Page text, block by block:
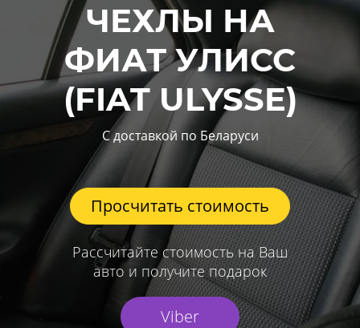
ЧЕХЛЫ НА
ФИАТ УЛИСС
(FIAT ULYSSE)
С доставкой по Беларуси
Просчитать стоимость
Рассчитайте стоимость на Ваш
авто и получите подарок
Viber